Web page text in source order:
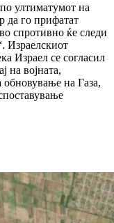
ултиматумот на
да го прифатат
спротивно ќе следи
Израелскиот
Израел се согласил
на војната,
на Газа,